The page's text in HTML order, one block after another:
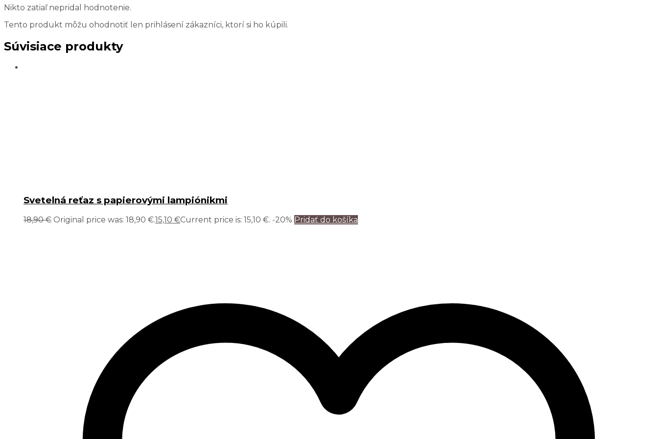
Nikto zatiaľ nepridal hodnotenie.
Tento produkt môžu ohodnotiť len prihlásení zákazníci, ktorí si ho kúpili.
Súvisiace produkty
Svetelná reťaz s papierovými lampiónikmi
18,90€ Original price was: 18,90 €.15,10 €Current price is: 15,10 €. -20% Pridať do košíka